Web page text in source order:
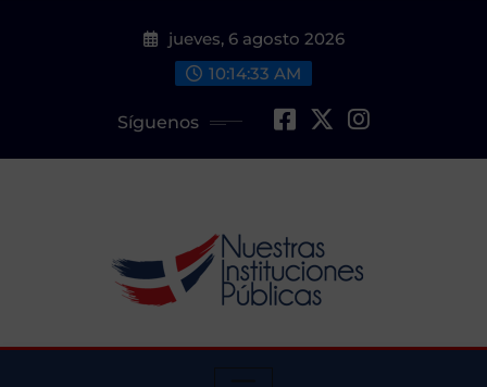
jueves, 6 agosto 2026
10:14:34 AM
Síguenos